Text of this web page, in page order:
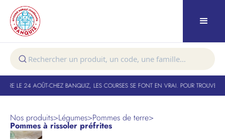
LE 24 AOÛT-CHEZ BANQUIZ, LES COURSES SE FONT EN VRAI. POUR TROUVER
Nos produits>Légumes>Pommes de terre>
Pommes à rissoler préfrites